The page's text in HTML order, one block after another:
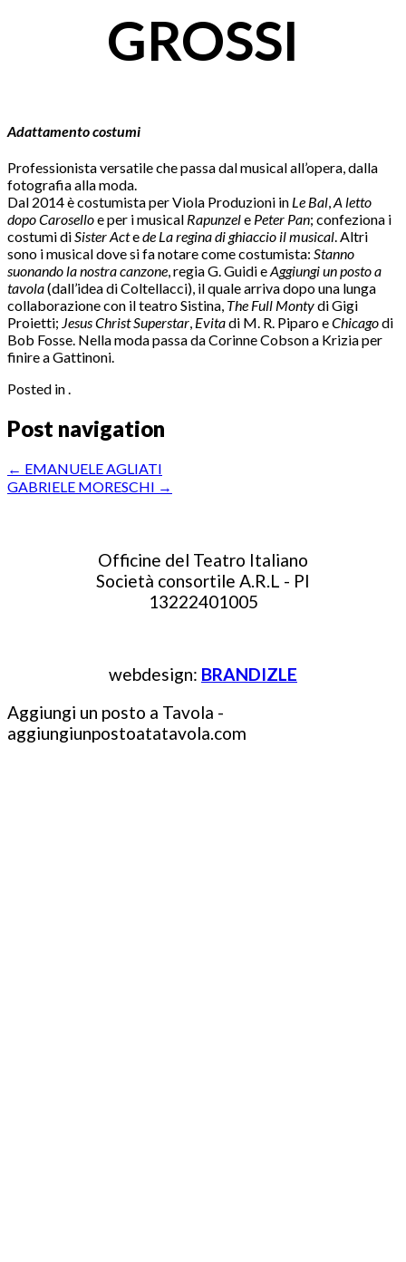
GROSSI
Adattamento costumi
Professionista versatile che passa dal musical all’opera, dalla
fotografia alla moda.
Dal 2014 è costumista per Viola Produzioni in Le Bal,A letto
dopo Caroselloe per i musical Rapunzele Peter Pan; confeziona i
costumi diSister Actede La regina di ghiaccio il musical. Altri
sono i musical dove si fa notare come costumista: Stanno
suonando la nostra canzone, regia G. Guidi eAggiungi un posto a
tavola(dall’idea di Coltellacci), il quale arriva dopo una lunga
collaborazione con il teatro Sistina, The Full Montydi Gigi
Proietti; Jesus Christ Superstar, Evitadi M. R. Piparo eChicagodi
Bob Fosse. Nella moda passa da Corinne Cobson a Krizia per
finire a Gattinoni.
Posted in .
Post navigation
← EMANUELE AGLIATI
GABRIELE MORESCHI →
Officine del Teatro Italiano
Società consortile A.R.L - PI
13222401005
webdesign: BRANDIZLE
Aggiungi un posto a Tavola -
aggiungiunpostoatatavola.com